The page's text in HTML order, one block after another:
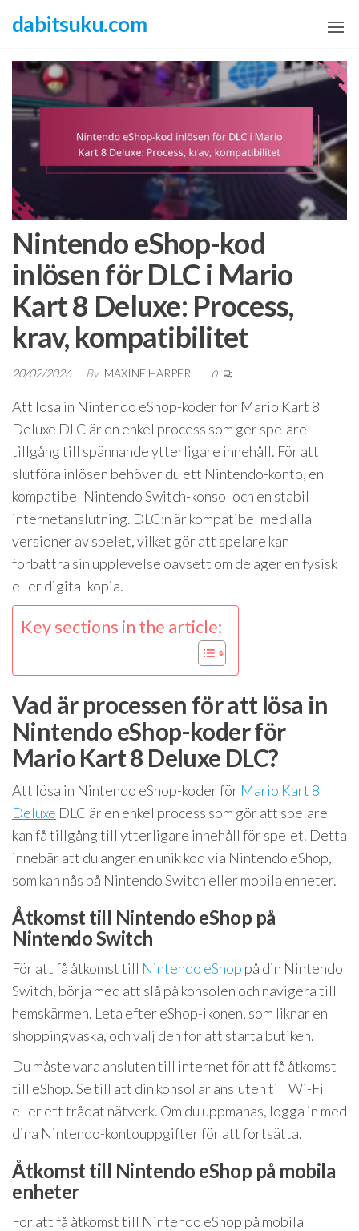
content
dabitsuku.com
Nintendo eShop-kod
inlösen för DLC i Mario
Kart 8 Deluxe: Process,
krav, kompatibilitet
20/02/2026 By MAXINE HARPER 0
Att lösa in Nintendo eShop-koder för Mario Kart 8
Deluxe DLC är en enkel process som ger spelare
tillgång till spännande ytterligare innehåll. För att
slutföra inlösen behöver du ett Nintendo-konto, en
kompatibel Nintendo Switch-konsol och en stabil
internetanslutning. DLC:n är kompatibel med alla
versioner av spelet, vilket gör att spelare kan
förbättra sin upplevelse oavsett om de äger en fysisk
eller digital kopia.
Key sections in the article:
Vad är processen för att lösa in
Nintendo eShop-koder för
Mario Kart 8 Deluxe DLC?
Att lösa in Nintendo eShop-koder för Mario Kart 8
Deluxe DLC är en enkel process som gör att spelare
kan få tillgång till ytterligare innehåll för spelet. Detta
innebär att du anger en unik kod via Nintendo eShop,
som kan nås på Nintendo Switch eller mobila enheter.
Åtkomst till Nintendo eShop på
Nintendo Switch
För att få åtkomst till Nintendo eShop på din Nintendo
Switch, börja med att slå på konsolen och navigera till
hemskärmen. Leta efter eShop-ikonen, som liknar en
shoppingväska, och välj den för att starta butiken.
Du måste vara ansluten till internet för att få åtkomst
till eShop. Se till att din konsol är ansluten till Wi-Fi
eller ett trådat nätverk. Om du uppmanas, logga in med
dina Nintendo-kontouppgifter för att fortsätta.
Åtkomst till Nintendo eShop på mobila
enheter
För att få åtkomst till Nintendo eShop på mobila